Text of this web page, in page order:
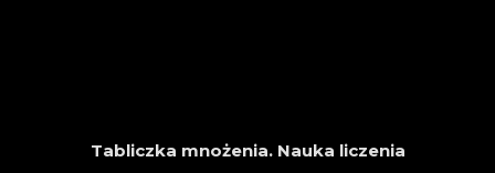
Tabliczka mnożenia. Nauka liczenia